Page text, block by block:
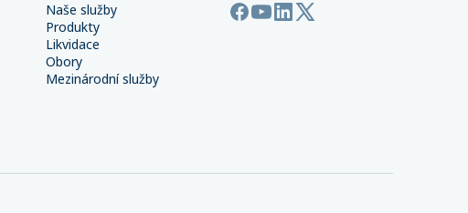
Naše služby
Produkty
Likvidace
Obory
Mezinárodní služby